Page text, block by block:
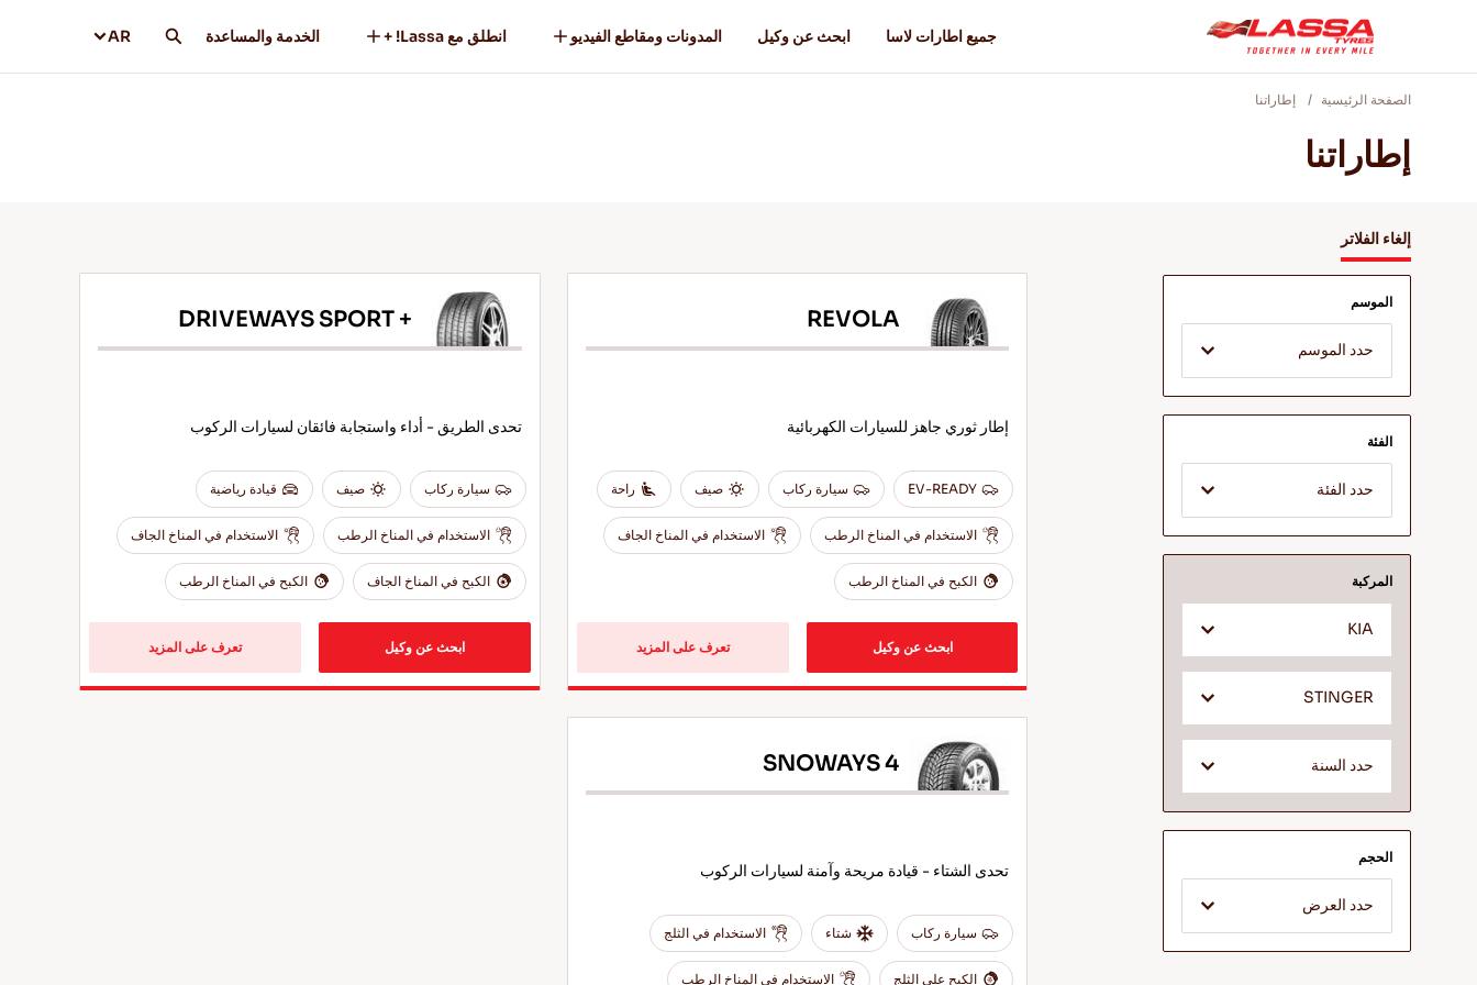
جميع اطارات لاسا ابحث عن وكيل المدونات ومقاطع الفيديو انطلق مع Lassa! + الخدمة والمساعدة AR
الصفحة الرئيسية إطاراتنا
إطاراتنا
إلغاء الفلاتر
الموسم
حدد الموسم
الفئة
حدد الفئة
المركبة
KIA
STINGER
حدد السنة
الحجم
حدد العرض
REVOLA
إطار ثوري جاهز للسيارات الكهربائية
EV-READY سيارة ركاب صيف راحة
الاستخدام في المناخ الرطب الاستخدام في المناخ الجاف
الكبح في المناخ الرطب
ابحث عن وكيل تعرف على المزيد
DRIVEWAYS SPORT +
تحدى الطريق - أداء واستجابة فائقان لسيارات الركوب
سيارة ركاب صيف قيادة رياضية
الاستخدام في المناخ الرطب الاستخدام في المناخ الجاف
الكبح في المناخ الجاف الكبح في المناخ الرطب
ابحث عن وكيل تعرف على المزيد
SNOWAYS 4
تحدى الشتاء - قيادة مريحة وآمنة لسيارات الركوب
سيارة ركاب شتاء الاستخدام في الثلج
الكبح على الثلج الاستخدام في المناخ الرطب